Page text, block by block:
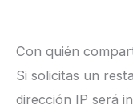
Con quién
Si solicitas un
dirección IP será